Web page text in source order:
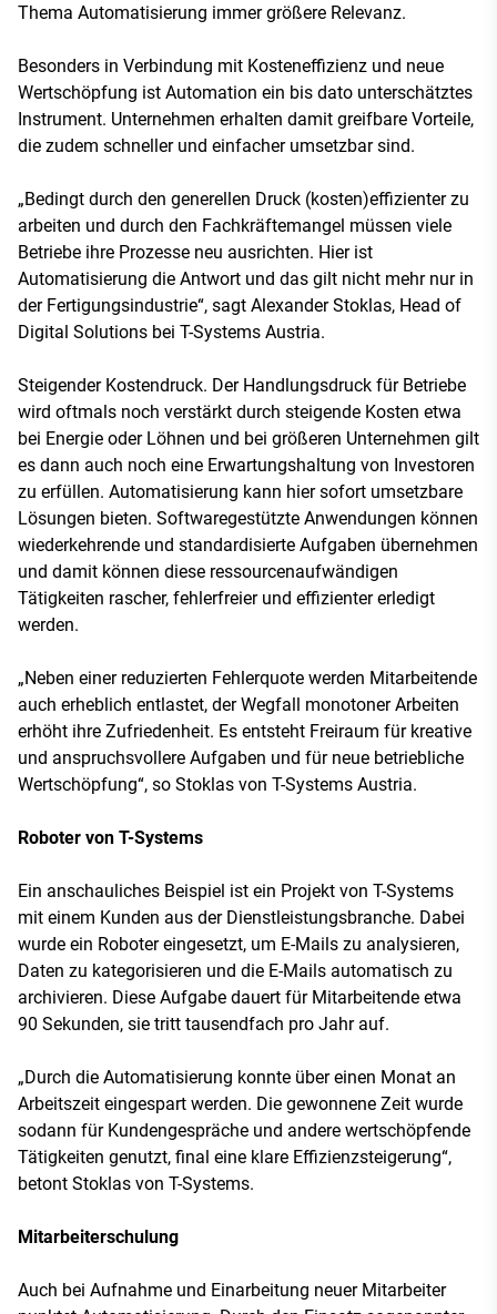
Thema Automatisierung immer größere Relevanz.
Besonders in Verbindung mit Kosteneffizienz und neue
Wertschöpfung ist Automation ein bis dato unterschätztes
Instrument. Unternehmen erhalten damit greifbare Vorteile,
die zudem schneller und einfacher umsetzbar sind.
„Bedingt durch den generellen Druck (kosten)effizienter zu
arbeiten und durch den Fachkräftemangel müssen viele
Betriebe ihre Prozesse neu ausrichten. Hier ist
Automatisierung die Antwort und das gilt nicht mehr nur in
der Fertigungsindustrie“, sagt Alexander Stoklas, Head of
Digital Solutions bei T-Systems Austria.
Steigender Kostendruck. Der Handlungsdruck für Betriebe
wird oftmals noch verstärkt durch steigende Kosten etwa
bei Energie oder Löhnen und bei größeren Unternehmen gilt
es dann auch noch eine Erwartungshaltung von Investoren
zu erfüllen. Automatisierung kann hier sofort umsetzbare
Lösungen bieten. Softwaregestützte Anwendungen können
wiederkehrende und standardisierte Aufgaben übernehmen
und damit können diese ressourcenaufwändigen
Tätigkeiten rascher, fehlerfreier und effizienter erledigt
werden.
„Neben einer reduzierten Fehlerquote werden Mitarbeitende
auch erheblich entlastet, der Wegfall monotoner Arbeiten
erhöht ihre Zufriedenheit. Es entsteht Freiraum für kreative
und anspruchsvollere Aufgaben und für neue betriebliche
Wertschöpfung“, so Stoklas von T-Systems Austria.
Roboter von T-Systems
Ein anschauliches Beispiel ist ein Projekt von T-Systems
mit einem Kunden aus der Dienstleistungsbranche. Dabei
wurde ein Roboter eingesetzt, um E-Mails zu analysieren,
Daten zu kategorisieren und die E-Mails automatisch zu
archivieren. Diese Aufgabe dauert für Mitarbeitende etwa
90 Sekunden, sie tritt tausendfach pro Jahr auf.
„Durch die Automatisierung konnte über einen Monat an
Arbeitszeit eingespart werden. Die gewonnene Zeit wurde
sodann für Kundengespräche und andere wertschöpfende
Tätigkeiten genutzt, final eine klare Effizienzsteigerung“,
betont Stoklas von T-Systems.
Mitarbeiterschulung
Auch bei Aufnahme und Einarbeitung neuer Mitarbeiter